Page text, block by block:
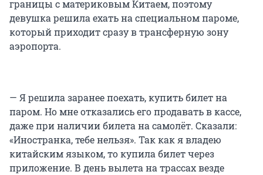
границы с материковым Китаем, поэтому
девушка решила ехать на специальном пароме,
который приходит сразу в трансферную зону
аэропорта.
— Я решила заранее поехать, купить билет на
паром. Но мне отказались его продавать в кассе,
даже при наличии билета на самолёт. Сказали:
«Иностранка, тебе нельзя». Так как я владею
китайским языком, то купила билет через
приложение. В день вылета на трассах везде